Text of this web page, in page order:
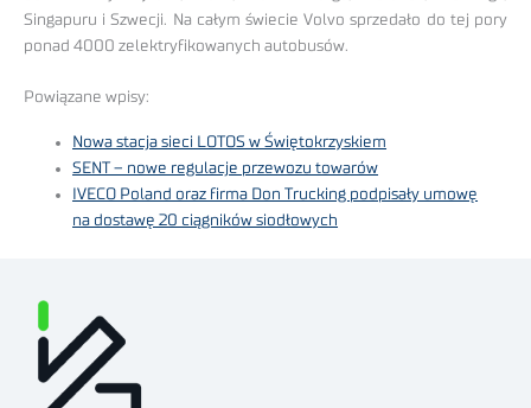
Singapuru i Szwecji. Na całym świecie Volvo sprzedało do tej pory
ponad 4000 zelektryfikowanych autobusów.
Powiązane wpisy:
Nowa stacja sieci LOTOS w Świętokrzyskiem
SENT – nowe regulacje przewozu towarów
IVECO Poland oraz firma Don Trucking podpisały umowę
na dostawę 20 ciągników siodłowych